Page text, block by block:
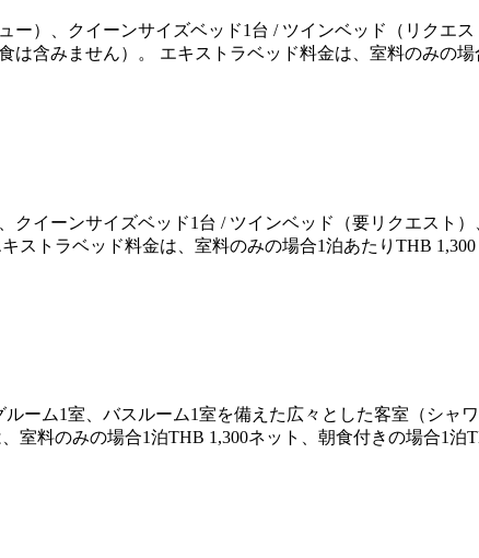
）、クイーンサイズベッド1台 / ツインベッド（リクエ
は含みません）。 エキストラベッド料金は、室料のみの場
クイーンサイズベッド1台 / ツインベッド（要リクエスト
ストラベッド料金は、室料のみの場合1泊あたりTHB 1,300
ーム1室、バスルーム1室を備えた広々とした客室（シャ
室料のみの場合1泊THB 1,300ネット、朝食付きの場合1泊